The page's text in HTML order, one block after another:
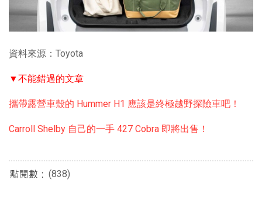
資料來源：Toyota
▼不能錯過的文章
攜帶露營車殼的 Hummer H1 應該是終極越野探險車吧！
Carroll Shelby 自己的一手 427 Cobra 即將出售！
(838)